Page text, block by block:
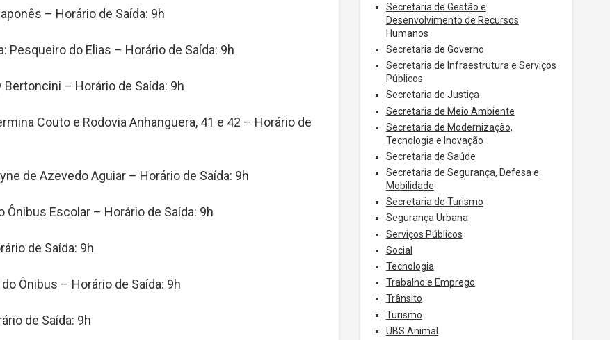
– Horário de Saída: 9h
Pesqueiro do Elias – Horário de Saída: 9h
Bertoncini – Horário de Saída: 9h
Couto e Rodovia Anhanguera, 41 e 42 – Horário de
de Azevedo Aguiar – Horário de Saída: 9h
Ônibus Escolar – Horário de Saída: 9h
de Saída: 9h
Ônibus – Horário de Saída: 9h
de Saída: 9h
Secretaria de Gestão e
Desenvolvimento de Recursos
Humanos
Secretaria de Governo
Secretaria de Infraestrutura e Serviços
Públicos
Secretaria de Justiça
Secretaria de Meio Ambiente
Secretaria de Modernização,
Tecnologia e Inovação
Secretaria de Saúde
Secretaria de Segurança, Defesa e
Mobilidade
Secretaria de Turismo
Segurança Urbana
Serviços Públicos
Social
Tecnologia
Trabalho e Emprego
Trânsito
Turismo
UBS Animal